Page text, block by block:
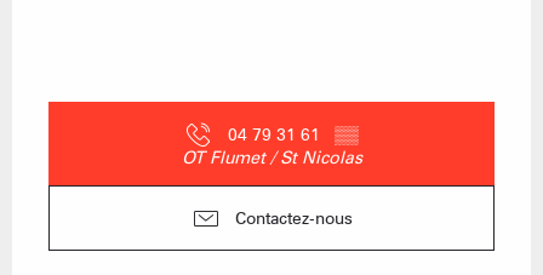
04 79 31 61 ▒▒
OT Flumet / St Nicolas
Contactez-nous